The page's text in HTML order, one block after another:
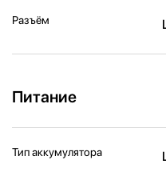
Разъём
Питание
Тип аккумулятора